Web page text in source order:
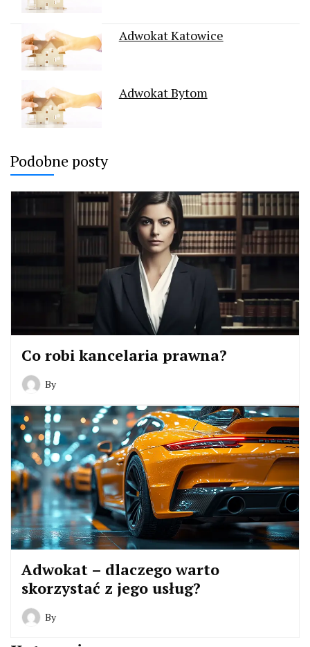
Adwokat Katowice
Adwokat Bytom
Podobne posty
Co robi kancelaria prawna?
By
Adwokat – dlaczego warto
skorzystać z jego usług?
By